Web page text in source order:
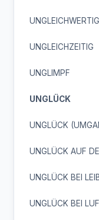
UNGLEICHZEITIG
UNGLIMPF
UNGLÜCK
UNGLÜCK
UNGLÜCK AUF
UNGLÜCK BEI
UNGLÜCK BEI